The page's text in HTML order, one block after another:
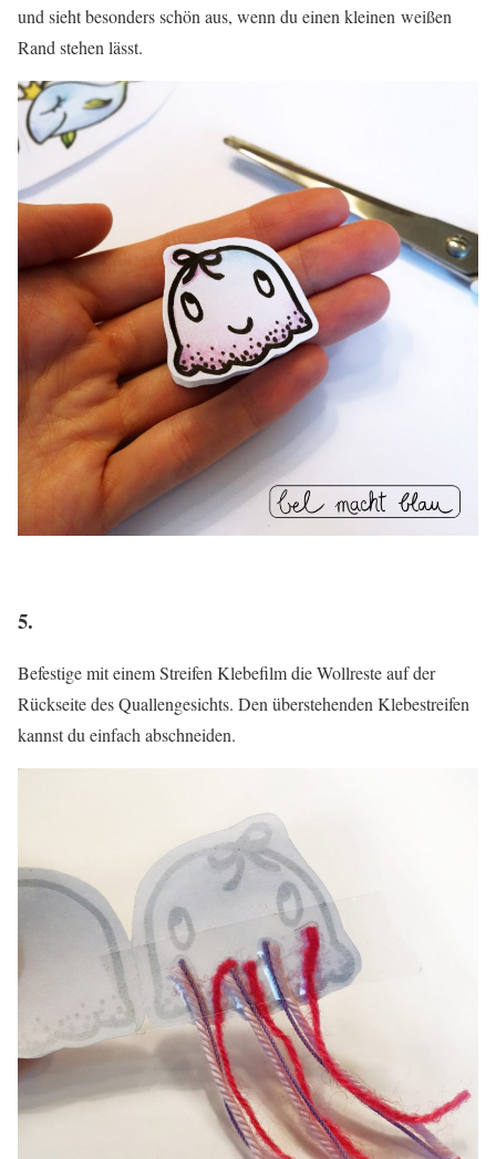
und sieht besonders schön aus, wenn du einen kleinen weißen
Rand stehen lässt.
5.
Befestige mit einem Streifen Klebefilm die Wollreste auf der
Rückseite des Quallengesichts. Den überstehenden Klebestreifen
kannst du einfach abschneiden.